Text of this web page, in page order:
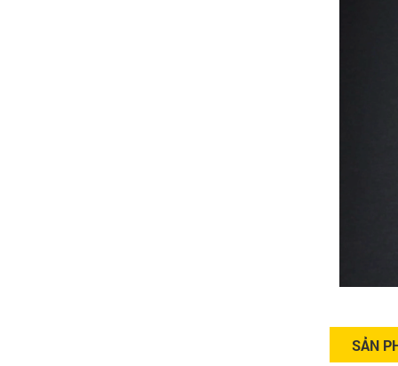
SẢN